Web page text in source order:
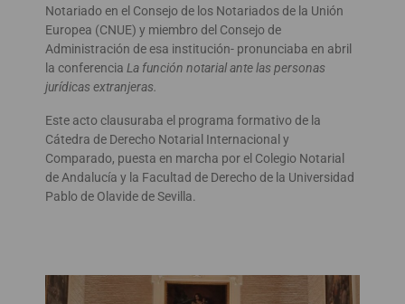
Notariado en el Consejo de los Notariados de la Unión
Europea (CNUE) y miembro del Consejo de
Administración de esa institución- pronunciaba en abril
la conferencia La función notarial ante las personas
jurídicas extranjeras.
Este acto clausuraba el programa formativo de la
Cátedra de Derecho Notarial Internacional y
Comparado, puesta en marcha por el Colegio Notarial
de Andalucía y la Facultad de Derecho de la Universidad
Pablo de Olavide de Sevilla.